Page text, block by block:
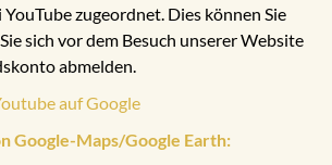
zugeordnet. Dies können Sie
sich vor dem Besuch unserer Website
abmelden.
auf Google
Google-Maps/Google Earth: